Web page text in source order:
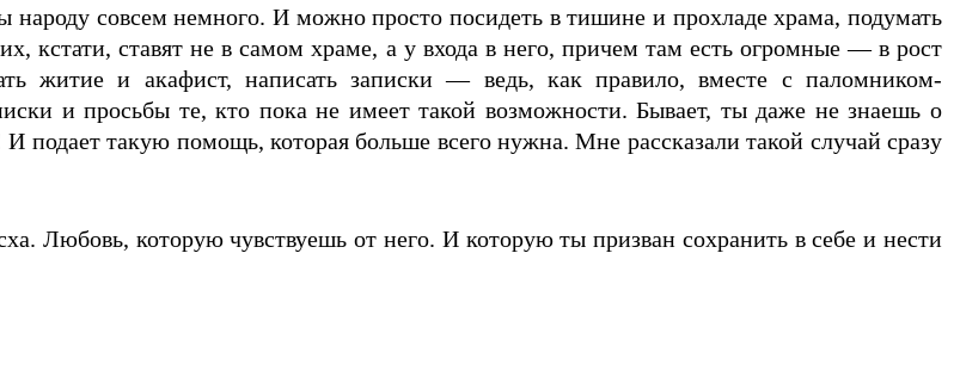
народу совсем немного. И можно просто посидеть в тишине и прохладе храма, подумать
кстати, ставят не в самом храме, а у входа в него, причем там есть огромные — в рост
житие и акафист, написать записки — ведь, как правило, вместе с паломником-
и просьбы те, кто пока не имеет такой возможности. Бывает, ты даже не знаешь о
подает такую помощь, которая больше всего нужна. Мне рассказали такой случай сразу
Любовь, которую чувствуешь от него. И которую ты призван сохранить в себе и нести